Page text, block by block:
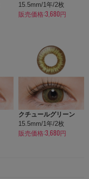
15.5mm/1年/2枚
販売価格:3,680円
クチュールグリーン
15.5mm/1年/2枚
販売価格:3,680円